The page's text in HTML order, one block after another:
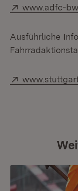
Extern:
www.adfc-
Ausführliche
Extern: